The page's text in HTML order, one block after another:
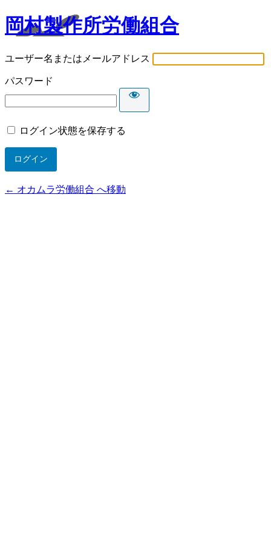
岡村製作所労働組合
ユーザー名またはメールアドレス
パスワード
ログイン状態を保存する
← オカムラ労働組合 へ移動